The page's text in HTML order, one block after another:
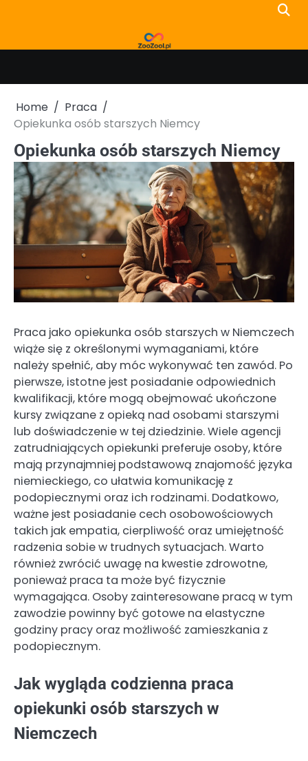
Home
Praca
Opiekunka osób starszych Niemcy
Opiekunka osób starszych Niemcy
Praca jako opiekunka osób starszych w Niemczech
wiąże się z określonymi wymaganiami, które
należy spełnić, aby móc wykonywać ten zawód. Po
pierwsze, istotne jest posiadanie odpowiednich
kwalifikacji, które mogą obejmować ukończone
kursy związane z opieką nad osobami starszymi
lub doświadczenie w tej dziedzinie. Wiele agencji
zatrudniających opiekunki preferuje osoby, które
mają przynajmniej podstawową znajomość języka
niemieckiego, co ułatwia komunikację z
podopiecznymi oraz ich rodzinami. Dodatkowo,
ważne jest posiadanie cech osobowościowych
takich jak empatia, cierpliwość oraz umiejętność
radzenia sobie w trudnych sytuacjach. Warto
również zwrócić uwagę na kwestie zdrowotne,
ponieważ praca ta może być fizycznie
wymagająca. Osoby zainteresowane pracą w tym
zawodzie powinny być gotowe na elastyczne
godziny pracy oraz możliwość zamieszkania z
podopiecznym.
Jak wygląda codzienna praca
opiekunki osób starszych w
Niemczech